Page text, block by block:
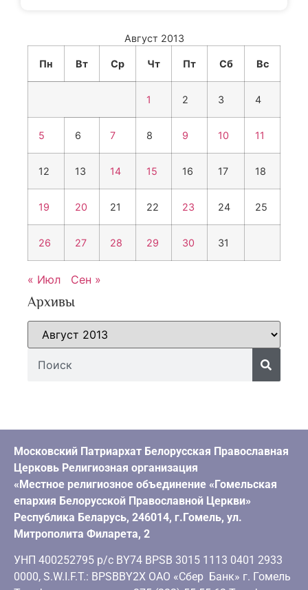
Август 2013
Пн Вт Ср Чт Пт Сб Вс
1 2 3 4
5 6 7 8 9 10 11
12 13 14 15 16 17 18
19 20 21 22 23 24 25
26 27 28 29 30 31
« Июл Сен »
Архивы
Московский Патриархат Белорусская Православная
Церковь Религиозная организация
«Местное религиозное объединение «Гомельская
епархия Белорусской Православной Церкви»
Республика Беларусь, 246014, г.Гомель, ул.
Митрополита Филарета, 2
УНП 400252795 р/с BY74 BPSB 3015 1113 0401 2933
0000, S.W.I.F.T.: BPSBBY2X ОАО «Сбер Банк» г. Гомель